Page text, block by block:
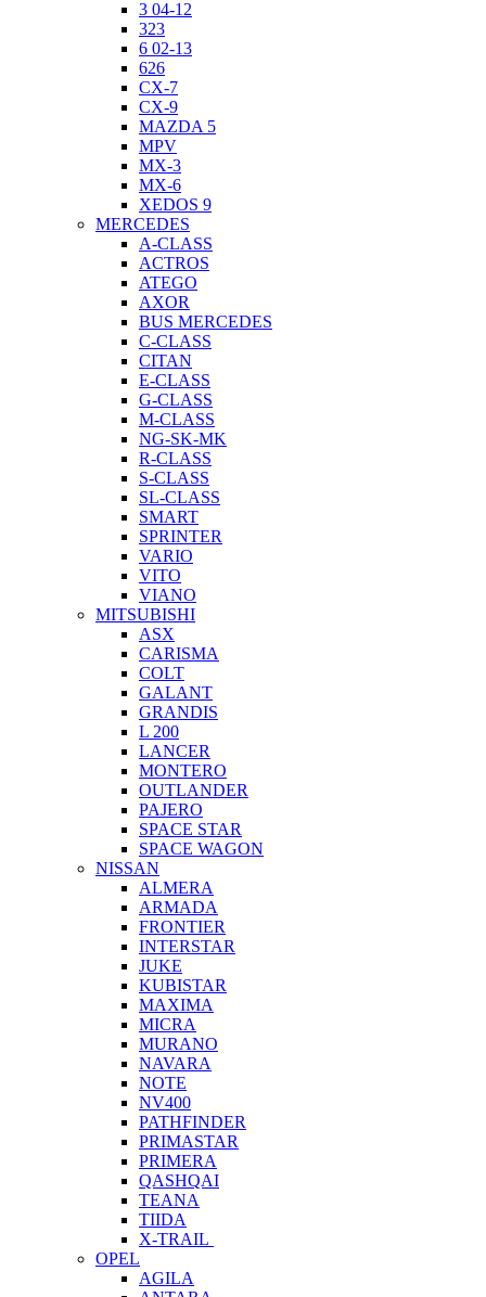
3 04-12
323
6 02-13
626
CX-7
CX-9
MAZDA 5
MPV
MX-3
MX-6
XEDOS 9
MERCEDES
A-CLASS
ACTROS
ATEGO
AXOR
BUS MERCEDES
C-CLASS
CITAN
E-CLASS
G-CLASS
M-CLASS
NG-SK-MK
R-CLASS
S-CLASS
SL-CLASS
SMART
SPRINTER
VARIO
VITO
VIANO
MITSUBISHI
ASX
CARISMA
COLT
GALANT
GRANDIS
L 200
LANCER
MONTERO
OUTLANDER
PAJERO
SPACE STAR
SPACE WAGON
NISSAN
ALMERA
ARMADA
FRONTIER
INTERSTAR
JUKE
KUBISTAR
MAXIMA
MICRA
MURANO
NAVARA
NOTE
NV400
PATHFINDER
PRIMASTAR
PRIMERA
QASHQAI
TEANA
TIIDA
X-TRAIL
OPEL
AGILA